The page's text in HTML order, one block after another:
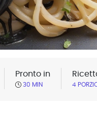
Pronto in
30 MIN 4